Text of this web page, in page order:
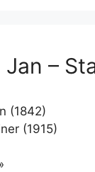
–
(1842)
(1915)